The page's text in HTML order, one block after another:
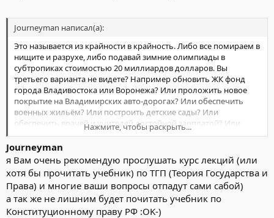
Journeyman написал(а):
Это называется из крайности в крайность. Либо все помираем в
нищите и разрухе, либо подавай зимние олимпиады в
субтропиках стоимостью 20 миллиардов долларов. Вы
третьего варианта не видете? Например обновить ЖК фонд
города Владивостока или Воронежа? Или проложить новое
покрытие на Владимирских авто-дорогах? Или обеспечить
военных жильём? Или построить детские сады? Или
обеспечить врачей и учителей достойной зарплатой? Или
подготовить страну к лету 2011 года? Или подготовить страну к
зиме 2010 года? Или повысить зарплату учёным которые валят
из страны пачками, создать им адекватную времени базу? Или,
или, или...
Вы все отлично знаете и без меня, знаете, что наша страна
нуждается и требует всего, кроме олимпиады и мостов на
безжизненные скалы.
Нажмите, чтобы раскрыть...
Journeyman
я Вам очень рекомендую прослушать курс лекций (или
хотя бы прочитать учебник) по ТГП (Теория Государства и
Права) и многие ваши вопросы отпадут сами сабой)
а так же не лишним будет почитать учебник по
Конституционному праву РФ :OK-)